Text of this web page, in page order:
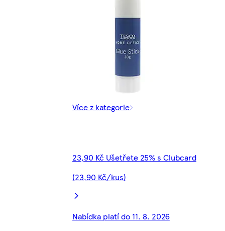
Více z kategorie
23,90 Kč Ušetřete 25% s Clubcard
(23,90 Kč/kus)
Nabídka platí do 11. 8. 2026